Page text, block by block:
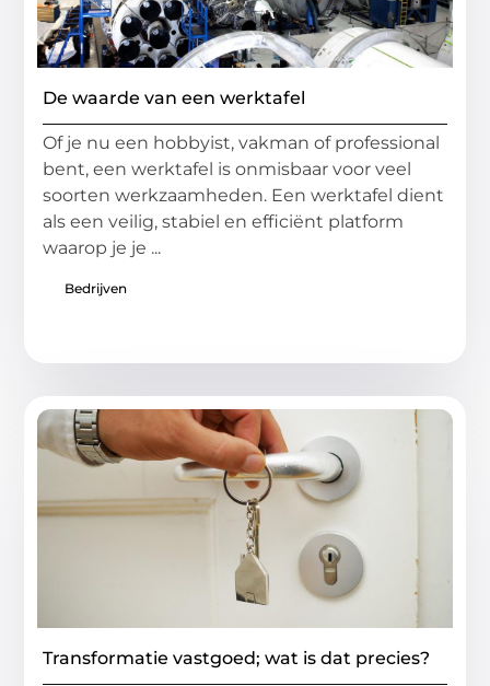
De waarde van een werktafel
Of je nu een hobbyist, vakman of professional
bent, een werktafel is onmisbaar voor veel
soorten werkzaamheden. Een werktafel dient
als een veilig, stabiel en efficiënt platform
waarop je je ...
Bedrijven
Transformatie vastgoed; wat is dat precies?